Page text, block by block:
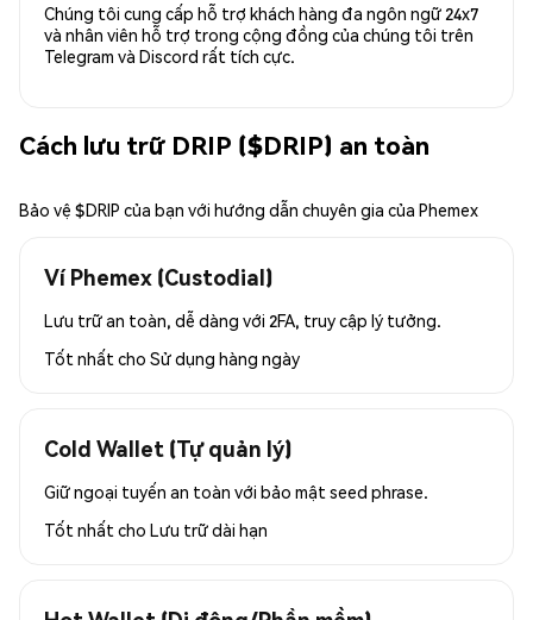
Chúng tôi cung cấp hỗ trợ khách hàng đa ngôn ngữ 24x7
và nhân viên hỗ trợ trong cộng đồng của chúng tôi trên
Telegram và Discord rất tích cực.
Cách lưu trữ DRIP ($DRIP) an toàn
Bảo vệ $DRIP của bạn với hướng dẫn chuyên gia của Phemex
Ví Phemex (Custodial)
Lưu trữ an toàn, dễ dàng với 2FA, truy cập lý tưởng.
Tốt nhất cho Sử dụng hàng ngày
Cold Wallet (Tự quản lý)
Giữ ngoại tuyến an toàn với bảo mật seed phrase.
Tốt nhất cho Lưu trữ dài hạn